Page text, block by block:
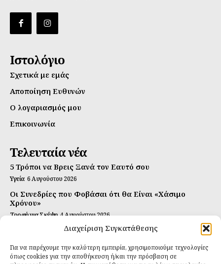
Διαχείριση Συγκατάθεσης
Για να παρέχουμε την καλύτερη εμπειρία, χρησιμοποιούμε τεχνολογίες
όπως cookies για την αποθήκευση ή/και την πρόσβαση σε
Ιστολόγιο
Σχετικά με εμάς
Αποποίηση Ευθυνών
Ο λογαριασμός μου
Επικοινωνία
Τελευταία νέα
5 Τρόποι να Βρεις Ξανά τον Εαυτό σου
Υγεία 6 Αυγούστου 2026
Οι Συνεδρίες που Φοβάσαι ότι θα Είναι «Χάσιμο
Χρόνου»
Τροφή για Σκέψη 4 Αυγούστου 2026
Αυτή Είναι η Συνταγή για Τέλεια Κομπούτσα
Ιδανικές Τροφές 26 Ιουλίου 2026